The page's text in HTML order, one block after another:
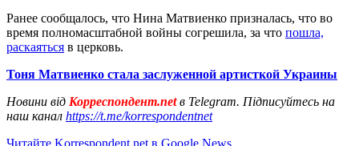
Ранее сообщалось, что Нина Матвиенко призналась, что во
время полномасштабной войны согрешила, за что пошла,
раскаяться в церковь.
Тоня Матвиенко стала заслуженной артисткой Украины
Новини від Корреспондент.netв Telegram. Підписуйтесь на
наш канал https://t.me/korrespondentnet
Читайте Korrespondent.net в Google News